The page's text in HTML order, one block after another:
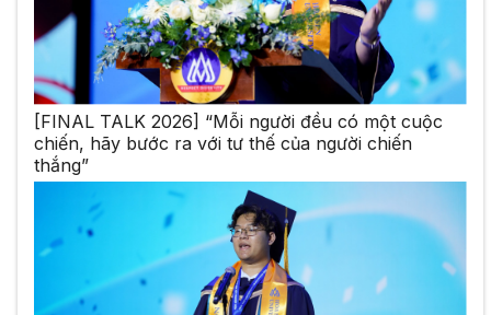
[FINAL TALK 2026] “Mỗi người đều có một cuộc
chiến, hãy bước ra với tư thế của người chiến
thắng”